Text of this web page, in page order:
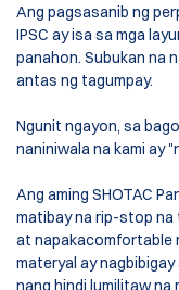
Ang pagsasanib ng
IPSC ay isa sa mga
panahon. Subukan na
antas ng tagumpay.
Ngunit ngayon, sa
naniniwala na kami ay
Ang aming SHOTAC
matibay na rip-stop na
at napakacomfortable
materyal ay
nang hindi lumilitaw na